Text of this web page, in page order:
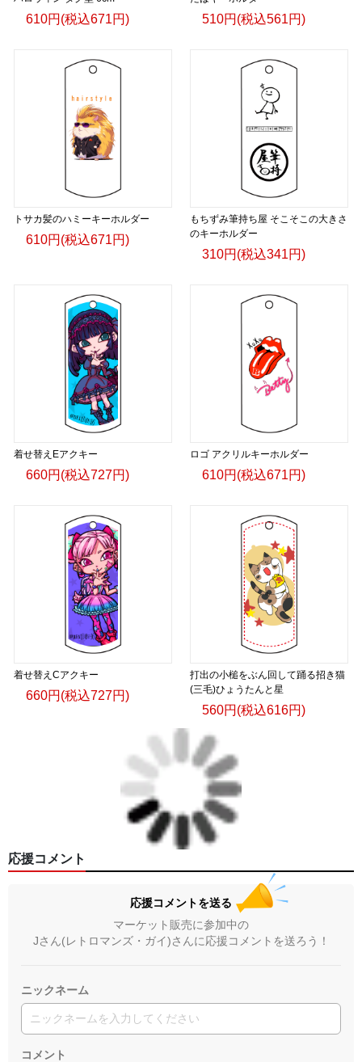
610円(税込671円) 510円(税込561円)
トサカ髪のハミーキーホルダー
610円(税込671円)
もちずみ筆持ち屋 そこそこの大きさ
のキーホルダー
310円(税込341円)
着せ替えEアクキー
660円(税込727円)
ロゴ アクリルキーホルダー
610円(税込671円)
着せ替えCアクキー
660円(税込727円)
打出の小槌をぶん回して踊る招き猫
(三毛)ひょうたんと星
560円(税込616円)
応援コメント
応援コメントを送る
マーケット販売に参加中の
Jさん(レトロマンズ・ガイ)さんに応援コメントを送ろう！
ニックネーム
コメント